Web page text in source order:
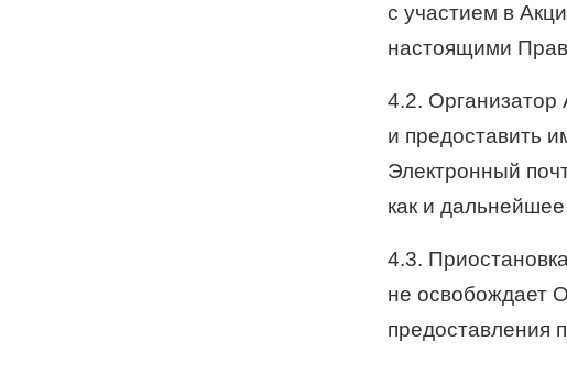
с участием в
настоящими
4.2. Организатор
и предоставить
Электронный
как и
4.3.
не освобождает
предоставления